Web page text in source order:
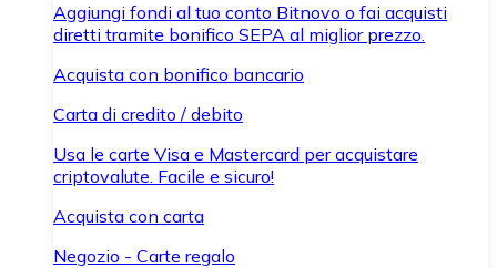
Aggiungi fondi al tuo conto Bitnovo o fai acquisti
diretti tramite bonifico SEPA al miglior prezzo.
Acquista con bonifico bancario
Carta di credito / debito
Usa le carte Visa e Mastercard per acquistare
criptovalute. Facile e sicuro!
Acquista con carta
Negozio - Carte regalo